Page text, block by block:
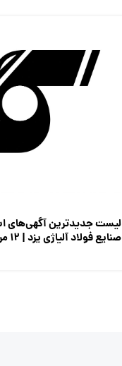
لیست جدیدترین آگهی‌های
صنایع فولاد آلیاژی یزد | ۱۲ مرداد ۱۴۰۵